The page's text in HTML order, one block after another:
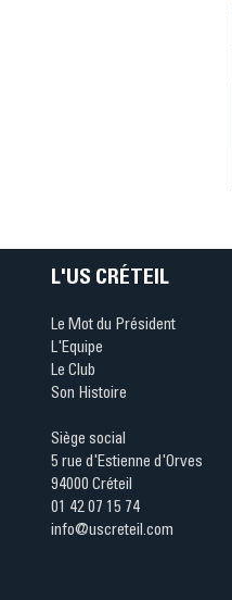
L'US CRÉTEIL
Le Mot du Président
L'Equipe
Le Club
Son Histoire
Siège social
5 rue d'Estienne d'Orves
94000 Créteil
01 42 07 15 74
info@uscreteil.com